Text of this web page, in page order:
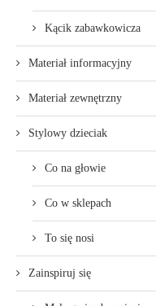
Kącik zabawkowicza
Materiał informacyjny
Materiał zewnętrzny
Stylowy dzieciak
Co na głowie
Co w sklepach
To się nosi
Zainspiruj się